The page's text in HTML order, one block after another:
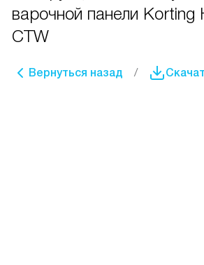
варочной панели Korting
CTW
Вернуться назад